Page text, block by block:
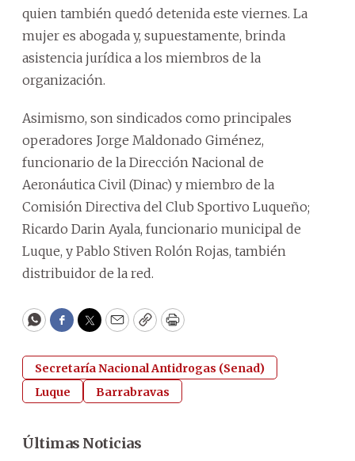
quien también quedó detenida este viernes. La
mujer es abogada y, supuestamente, brinda
asistencia jurídica a los miembros de la
organización.
Asimismo, son sindicados como principales
operadores Jorge Maldonado Giménez,
funcionario de la Dirección Nacional de
Aeronáutica Civil (Dinac) y miembro de la
Comisión Directiva del Club Sportivo Luqueño;
Ricardo Darin Ayala, funcionario municipal de
Luque, y Pablo Stiven Rolón Rojas, también
distribuidor de la red.
WhatsApp
Facebook
Twitter
EmailCopyPrint
Secretaría Nacional Antidrogas (Senad)
Luque
Barrabravas
Últimas Noticias